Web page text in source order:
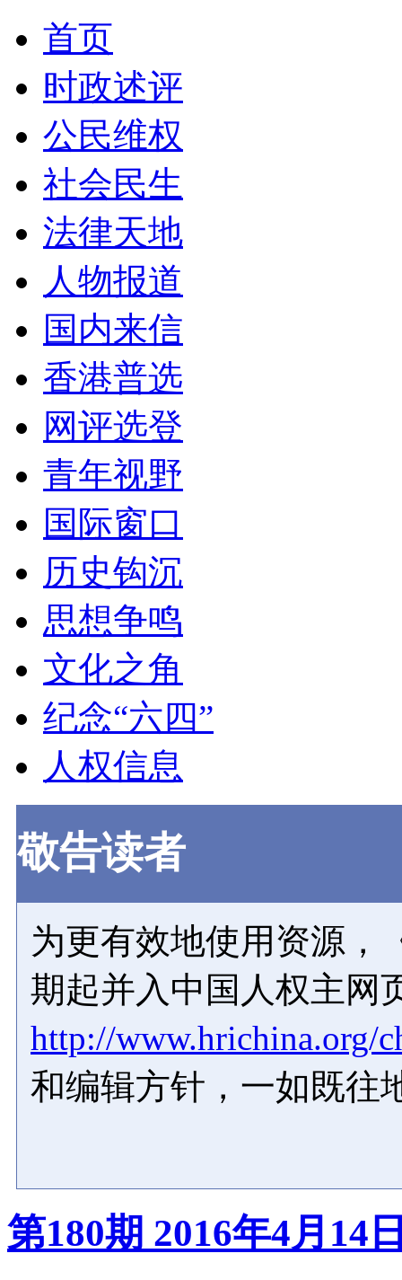
首页
时政述评
公民维权
社会民生
法律天地
人物报道
国内来信
香港普选
网评选登
青年视野
国际窗口
历史钩沉
思想争鸣
文化之角
纪念“六四”
人权信息
敬告读者
为更有效地使用资源，
期起并入中国人权主网
http://www.hrichina.org/
和编辑方针，一如既往
第180期 2016年4月14